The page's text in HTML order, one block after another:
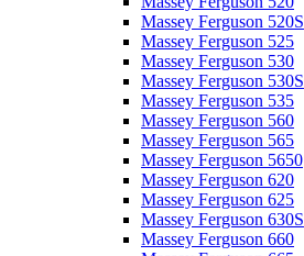
Massey Ferguson 520S
Massey Ferguson 525
Massey Ferguson 530
Massey Ferguson 530S
Massey Ferguson 535
Massey Ferguson 560
Massey Ferguson 565
Massey Ferguson 5650
Massey Ferguson 620
Massey Ferguson 625
Massey Ferguson 630S
Massey Ferguson 660